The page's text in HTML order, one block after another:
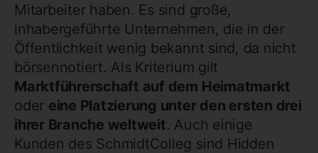
Mitarbeiter haben. Es sind große,
inhabergeführte Unternehmen, die in der
Öffentlichkeit wenig bekannt sind, da nicht
börsennotiert. Als Kriterium gilt
Marktführerschaft auf dem Heimatmarkt
oder eine Platzierung unter den ersten drei
ihrer Branche weltweit. Auch einige
Kunden des SchmidtColleg sind Hidden